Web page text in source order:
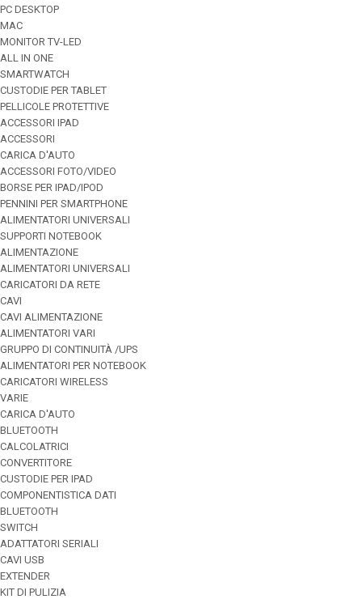
PC DESKTOP
MAC
MONITOR TV-LED
ALL IN ONE
SMARTWATCH
CUSTODIE PER TABLET
PELLICOLE PROTETTIVE
ACCESSORI IPAD
ACCESSORI
CARICA D'AUTO
ACCESSORI FOTO/VIDEO
BORSE PER IPAD/IPOD
PENNINI PER SMARTPHONE
ALIMENTATORI UNIVERSALI
SUPPORTI NOTEBOOK
ALIMENTAZIONE
ALIMENTATORI UNIVERSALI
CARICATORI DA RETE
CAVI
CAVI ALIMENTAZIONE
ALIMENTATORI VARI
GRUPPO DI CONTINUITÀ /UPS
ALIMENTATORI PER NOTEBOOK
CARICATORI WIRELESS
VARIE
CARICA D'AUTO
BLUETOOTH
CALCOLATRICI
CONVERTITORE
CUSTODIE PER IPAD
COMPONENTISTICA DATI
BLUETOOTH
SWITCH
ADATTATORI SERIALI
CAVI USB
EXTENDER
KIT DI PULIZIA